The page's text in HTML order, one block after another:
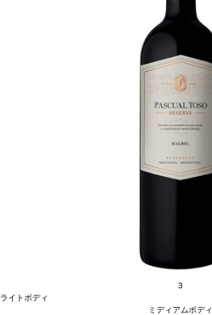
3
ライトボディ
ミディアムボディ